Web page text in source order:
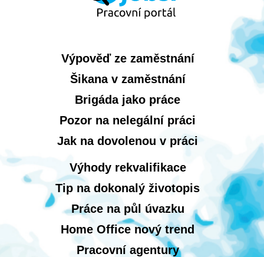
Výpověď ze zaměstnání
Šikana v zaměstnání
Brigáda jako práce
Pozor na nelegální práci
Jak na dovolenou v práci
Výhody rekvalifikace
Tip na dokonalý životopis
Práce na půl úvazku
Home Office nový trend
Pracovní agentury